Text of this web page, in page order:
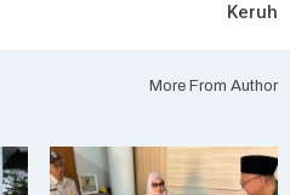
Keruh
More From Author